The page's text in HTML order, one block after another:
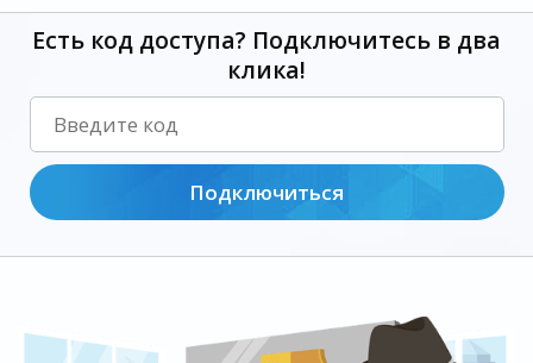
Есть код доступа? Подключитесь в два
клика!
Подключиться